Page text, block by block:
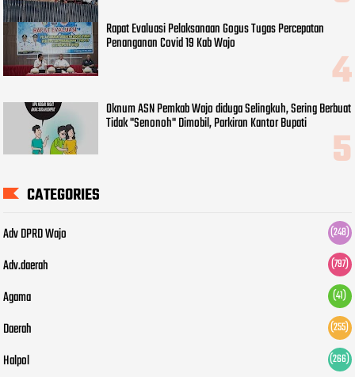
Rapat Evaluasi Pelaksanaan Gogus Tugas Percepatan
Penanganan Covid 19 Kab Wajo
Oknum ASN Pemkab Wajo diduga Selingkuh, Sering Berbuat
Tidak "Senonoh" Dimobil, Parkiran Kantor Bupati
CATEGORIES
Adv DPRD Wajo (248)
Adv.daerah (797)
Agama (41)
Daerah (255)
Halpol (266)